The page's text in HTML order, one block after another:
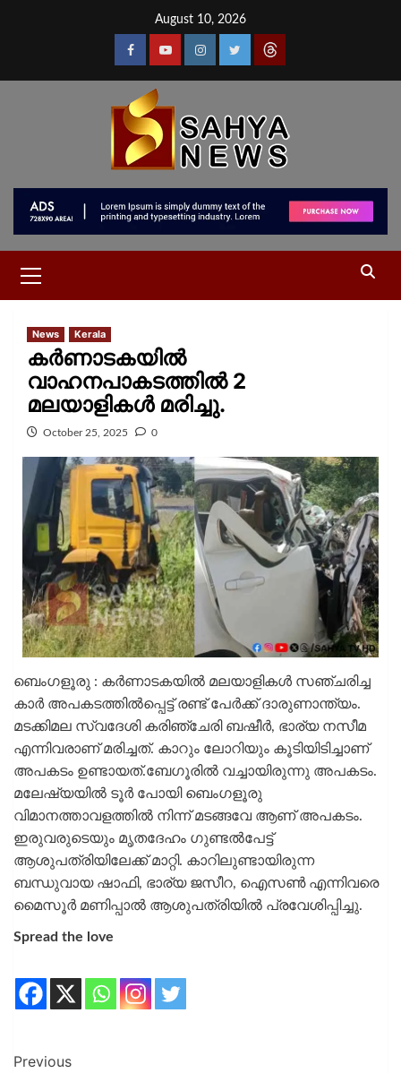
August 10, 2026
News Kerala
കർണാടകയിൽ
വാഹനപാകടത്തിൽ 2
മലയാളികൾ മരിച്ചു.
October 25, 2025 0
ബെംഗളൂരു : കർണാടകയിൽ മലയാളികൾ സഞ്ചരിച്ച
കാർ അപകടത്തിൽപ്പെട്ട് രണ്ട് പേർക്ക് ദാരുണാന്ത്യം.
മടക്കിമല സ്വദേശി കരിഞ്ചേരി ബഷീർ, ഭാര്യ നസീമ
എന്നിവരാണ് മരിച്ചത്. കാറും ലോറിയും കൂടിയിടിച്ചാണ്
അപകടം ഉണ്ടായത്.ബേഗൂരിൽ വച്ചായിരുന്നു അപകടം.
മലേഷ്യയിൽ ടൂർ പോയി ബെംഗളൂരു
വിമാനത്താവളത്തിൽ നിന്ന് മടങ്ങവേ ആണ് അപകടം.
ഇരുവരുടെയും മൃതദേഹം ഗുണ്ടൽപേട്ട്
ആശുപത്രിയിലേക്ക് മാറ്റി. കാറിലുണ്ടായിരുന്ന
ബന്ധുവായ ഷാഫി, ഭാര്യ ജസീറ, ഐസൺ എന്നിവരെ
മൈസൂർ മണിപ്പാൽ ആശുപത്രിയിൽ പ്രവേശിപ്പിച്ചു.
Spread the love
Previous